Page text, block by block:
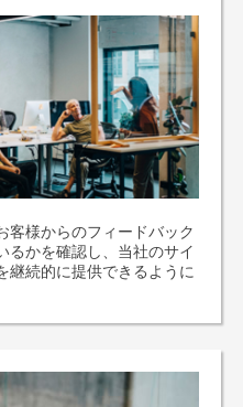
客様からのフィードバック
るかを確認し、当社のサイ
継続的に提供できるように